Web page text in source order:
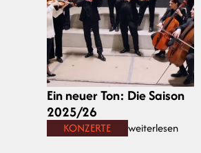
Ein neuer Ton: Die Saison
2025/26
KONZERTE weiterlesen